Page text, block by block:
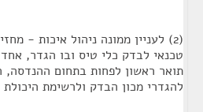
(2) לעניין ממונה ניהול איכות -
טכנאי לבדק כלי טיס ובו הגדר,
תואר ראשון לפחות בתחום
להגדרי מכון הבדק ולרשימת היכולת